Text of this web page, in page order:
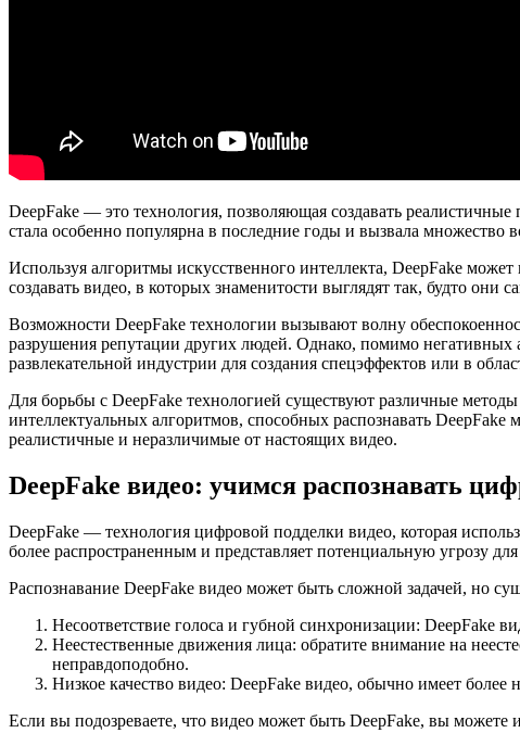
DeepFake — это технология, позволяющая создавать
стала особенно популярна в последние годы и вызвала множество
Используя алгоритмы искусственного интеллекта, DeepFake
создавать видео, в которых знаменитости выглядят так, будто
Возможности DeepFake технологии вызывают волну
разрушения репутации других людей. Однако, помимо
развлекательной индустрии для создания спецэффектов или в
Для борьбы с DeepFake технологией существуют различные
интеллектуальных алгоритмов, способных распознавать DeepFake
реалистичные и неразличимые от настоящих видео.
DeepFake видео: учимся распознавать
DeepFake — технология цифровой подделки видео, которая
более распространенным и представляет потенциальную угрозу
Распознавание DeepFake видео может быть сложной задачей, но
Несоответствие голоса и губной синхронизации: DeepFake
Неестественные движения лица: обратите внимание на
неправдоподобно.
Низкое качество видео: DeepFake видео, обычно имеет более
Если вы подозреваете, что видео может быть DeepFake, вы